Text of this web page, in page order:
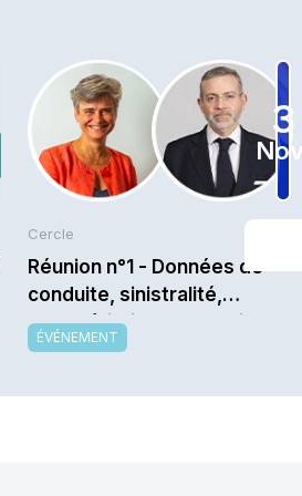
3
Cercle
Réunion n°1 - Données de
conduite, sinistralité,
caractéristiques techniques
: Quelle data auto et pour
ÉVÉNEMENT